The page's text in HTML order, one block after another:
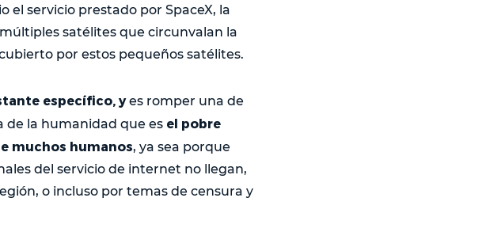
el servicio prestado por SpaceX, la
satélites que circunvalan la
por estos pequeños satélites.
específico, yes romper una de
de la humanidad que es el pobre
muchos humanos, ya sea porque
del servicio de internet no llegan,
o incluso por temas de censura y